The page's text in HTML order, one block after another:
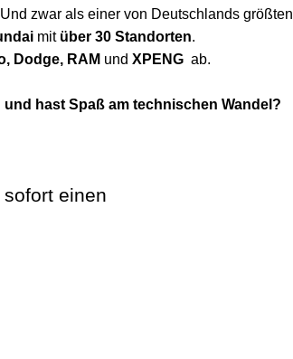
zwar als einer von Deutschlands größten
mit über 30 Standorten.
Dodge, RAM und XPENG ab.
hast Spaß am technischen Wandel?
einen